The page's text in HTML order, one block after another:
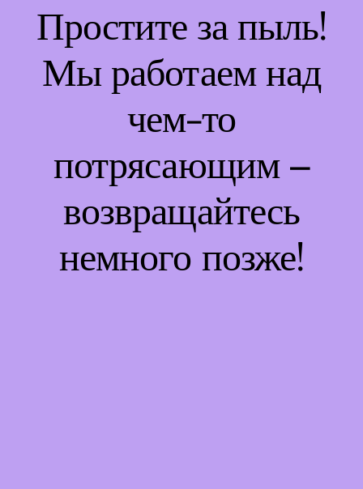
Простите за пыль!
Мы работаем над
чем-то
потрясающим –
возвращайтесь
немного позже!